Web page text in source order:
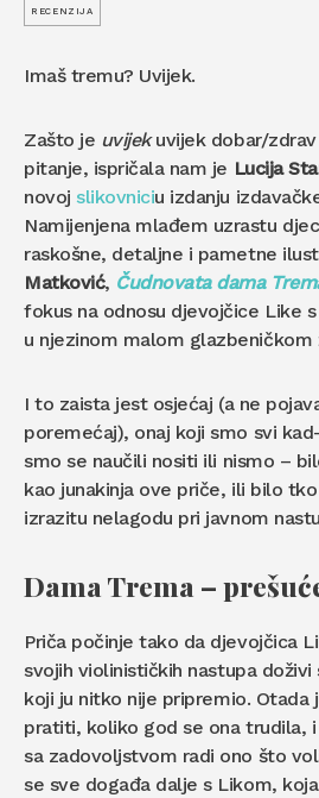
RECENZIJA
Imaš tremu? Uvijek.
Zašto je uvijekuvijek dobar/
pitanje, ispričala nam je Lucija
novoj slikovniciu izdanju
Namijenjena mlađem uzrastu
raskošne, detaljne i pametne
Matković, Čudnovata dama
fokus na odnosu djevojčice Like
u njezinom malom
I to zaista jest osjećaj (a ne
poremećaj), onaj koji smo svi
smo se naučili nositi ili nismo –
kao junakinja ove priče, ili bilo
izrazitu nelagodu pri javnom
Dama Trema –
Priča počinje tako da djevojčica
svojih violinističkih nastupa doživi
koji ju nitko nije pripremio. Otada
pratiti, koliko god se ona trudila,
sa zadovoljstvom radi ono što
se sve događa dalje s Likom,